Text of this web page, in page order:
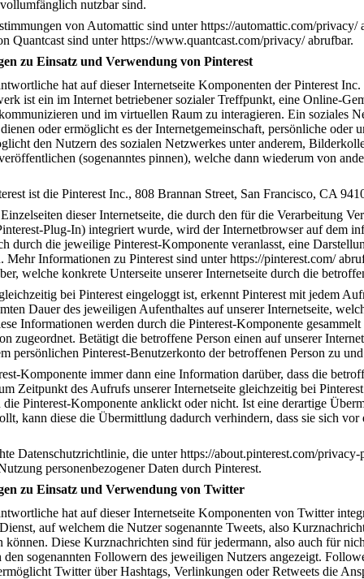
nutzbar sind.
von Automattic sind unter https://automattic.com/privacy/
Quantcast sind unter https://www.quantcast.com/privacy/ abrufbar.
zu Einsatz und Verwendung von Pinterest
hat auf dieser Internetseite Komponenten der Pinterest
ist ein im Internet betriebener sozialer Treffpunkt, eine Online-
und im virtuellen Raum zu interagieren. Ein soziales
oder ermöglicht es der Internetgemeinschaft, persönliche oder
den Nutzern des sozialen Netzwerkes unter anderem,
(sogenanntes pinnen), welche dann wiederum von
ist die Pinterest Inc., 808 Brannan Street, San Francisco, CA
dieser Internetseite, die durch den für die Verarbeitung
Plug-In) integriert wurde, wird der Internetbrowser auf dem
durch die jeweilige Pinterest-Komponente veranlasst, eine
Mehr Informationen zu Pinterest sind unter https://pinterest.com/
welche konkrete Unterseite unserer Internetseite durch die
bei Pinterest eingeloggt ist, erkennt Pinterest mit jedem
Dauer des jeweiligen Aufenthaltes auf unserer Internetseite,
Informationen werden durch die Pinterest-Komponente
zugeordnet. Betätigt die betroffene Person einen auf unserer
persönlichen Pinterest-Benutzerkonto der betroffenen Person zu
Komponente immer dann eine Information darüber, dass die
Zeitpunkt des Aufrufs unserer Internetseite gleichzeitig bei
die Pinterest-Komponente anklickt oder nicht. Ist eine derartige
kann diese die Übermittlung dadurch verhindern, dass sie sich
Datenschutzrichtlinie, die unter https://about.pinterest.com/
personenbezogener Daten durch Pinterest.
zu Einsatz und Verwendung von Twitter
hat auf dieser Internetseite Komponenten von Twitter
auf welchem die Nutzer sogenannte Tweets, also
Diese Kurznachrichten sind für jedermann, also auch für
sogenannten Followern des jeweiligen Nutzers angezeigt.
Twitter über Hashtags, Verlinkungen oder Retweets die